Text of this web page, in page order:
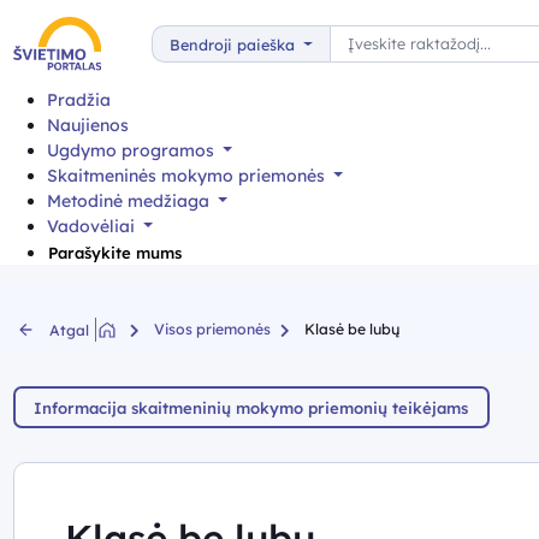
Bendroji paieška
Paieška
Pradžia
Naujienos
Ugdymo programos
Skaitmeninės mokymo priemonės
Metodinė medžiaga
Vadovėliai
Parašykite mums
Atgal Visos priemonės Klasė be lubų
Informacija skaitmeninių mokymo priemonių teikėjams